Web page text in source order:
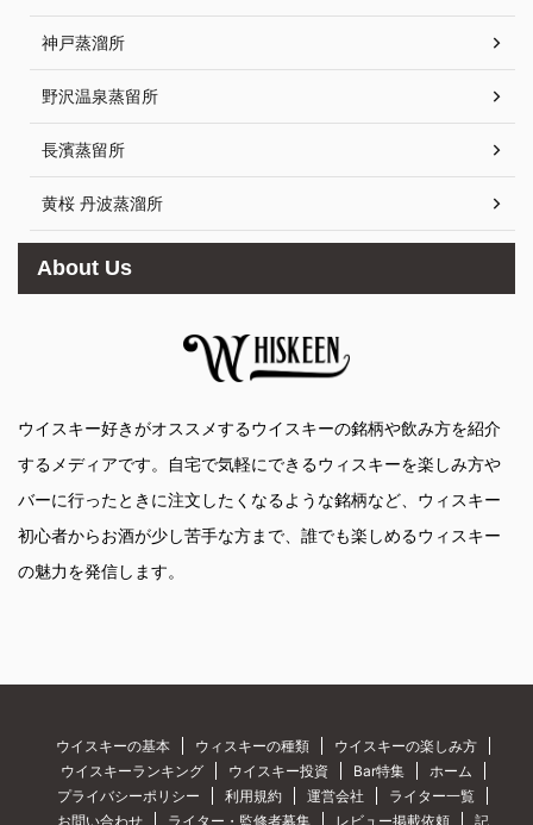
神戸蒸溜所
野沢温泉蒸留所
長濱蒸留所
黄桜 丹波蒸溜所
About Us
ウイスキー好きがオススメするウイスキーの銘柄や飲み方を紹介
するメディアです。自宅で気軽にできるウィスキーを楽しみ方や
バーに行ったときに注文したくなるような銘柄など、ウィスキー
初心者からお酒が少し苦手な方まで、誰でも楽しめるウィスキー
の魅力を発信します。
ウイスキーの基本 ウィスキーの種類
ウイスキーの楽しみ方
ウイスキーランキング
ウイスキー投資 Bar特集
ホーム
プライバシーポリシー
利用規約 運営会社
ライター一覧
お問い合わせ
ライター・監修者募集 レビュー掲載依頼 記